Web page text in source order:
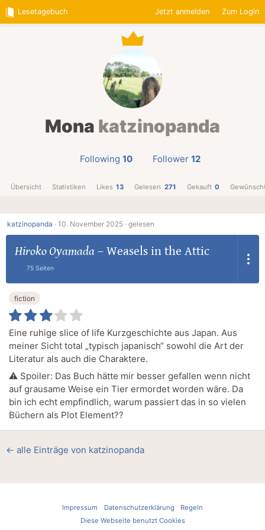
Lesetagebuch Jetzt anmelden Zum Login
Mona katzinopanda
Following 10 Follower 12
Übersicht Statistiken Likes 13 Gelesen 271 Gekauft 0
katzinopanda · 10. November 2025 · gelesen
Hiroko Oyamada – Weasels in the Attic
75 Seiten
fiction
Eine ruhige slice of life Kurzgeschichte aus Japan. Aus
meiner Sicht total „typisch japanisch“ sowohl die Art der
Literatur als auch die Charaktere.
⚠️ Spoiler: Das Buch hätte mir besser gefallen wenn nicht
auf grausame Weise ein Tier ermordet worden wäre. Da
bin ich echt empfindlich, warum passiert das in so vielen
Büchern als Plot Element??
← alle Einträge von katzinopanda
Impressum Datenschutzerklärung
Regeln
Diese Webseite benutzt Cookies